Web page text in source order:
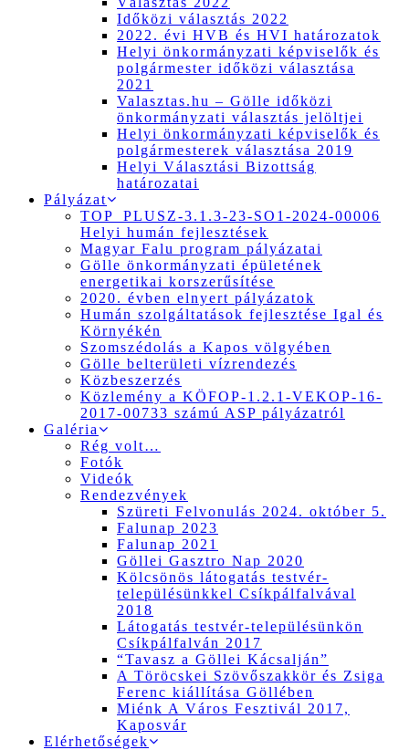
Időközi választás 2022
2022. évi HVB és HVI határozatok
Helyi önkormányzati képviselők és
polgármester időközi választása
2021
Valasztas.hu – Gölle időközi
önkormányzati választás jelöltjei
Helyi önkormányzati képviselők és
polgármesterek választása 2019
Helyi Választási Bizottság
határozatai
Pályázat
TOP_PLUSZ-3.1.3-23-SO1-2024-00006
Helyi humán fejlesztések
Magyar Falu program pályázatai
Gölle önkormányzati épületének
energetikai korszerűsítése
2020. évben elnyert pályázatok
Humán szolgáltatások fejlesztése Igal és
Környékén
Szomszédolás a Kapos völgyében
Gölle belterületi vízrendezés
Közbeszerzés
Közlemény a KÖFOP-1.2.1-VEKOP-16-
2017-00733 számú ASP pályázatról
Galéria
Rég volt…
Fotók
Videók
Rendezvények
Szüreti Felvonulás 2024. október 5.
Falunap 2023
Falunap 2021
Göllei Gasztro Nap 2020
Kölcsönös látogatás testvér-
településünkkel Csíkpálfalvával
2018
Látogatás testvér-településünkön
Csíkpálfalván 2017
“Tavasz a Göllei Kácsalján”
A Töröcskei Szövőszakkör és Zsiga
Ferenc kiállítása Göllében
Miénk A Város Fesztivál 2017,
Kaposvár
Elérhetőségek